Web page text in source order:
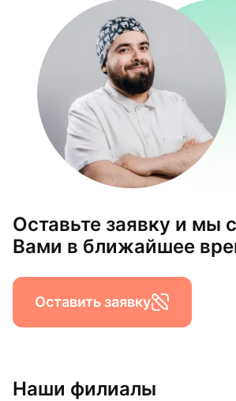
Оставьте заявку и мы
Вами в ближайшее
Оставить заявку
Наши филиалы